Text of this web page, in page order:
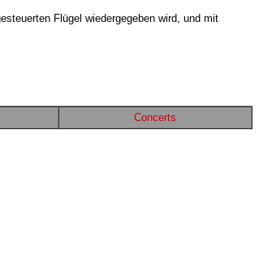
Flügel wiedergegeben wird, und mit
Concerts